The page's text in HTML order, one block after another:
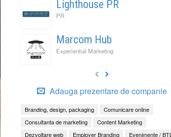
Lighthouse PR
PR
Marcom Hub
Experiential Marketing
Adauga prezentare de companie
Branding, design, packaging
Comunicare online
Consultanta de marketing
Content Marketing
Dezvoltare web
Employer Branding
Evenimente / BTL